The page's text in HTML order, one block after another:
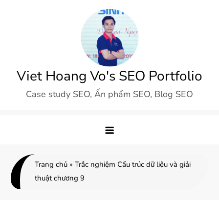
Viet Hoang Vo's SEO Portfolio
Case study SEO, Ấn phẩm SEO, Blog SEO
Trang chủ »Trắc nghiệm Cấu trúc dữ liệu và giải
thuật chương 9